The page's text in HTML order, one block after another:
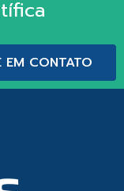
EM CONTATO